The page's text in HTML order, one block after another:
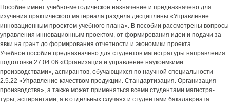
Пособие имеет учебно-методическое назначение и предназначено для
изучения практического материала раздела дисциплины «Управление
инновационным проектом учебного плана». В пособии рассмотрены вопросы
управления инновационным проектом, от формирования идеи и подачи за-
явки на грант до формирования отчетности и экономики проекта.
Учебное пособие предназначено для студентов магистратуры направления
подготовки 27.04.06 «Организация и управление наукоемкими
производствами», аспирантов, обучающихся по научной специальности
2.5.22 «Управление качеством продукции. Стандартизация. Организация
производства», а также может применяться всеми студентами магистра-
туры, аспирантами, а в отдельных случаях и студентами бакалавриата.